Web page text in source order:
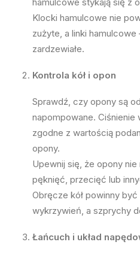
Klocki hamulcowe nie
zużyte, a linki hamulcowe
zardzewiałe.
Kontrola kół i opon
Sprawdź, czy opony są
napompowane.
zgodne z wartością
opony.
Upewnij się, że opony
pęknięć, przecięć lub
Obręcze kół powinny
wykrzywień, a szprychy
Łańcuch i układ